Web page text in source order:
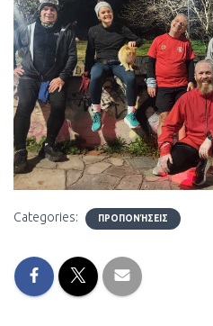
Categories: ΠΡΟΠΟΝΉΣΕΙΣ